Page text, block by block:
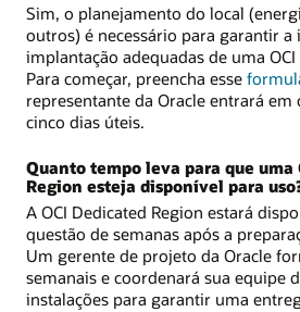
Sim, o planejamento do local
outros) é necessário para garantir a
implantação adequadas de uma
Para começar, preencha esse
representante da Oracle entrará
cinco dias úteis.
Quanto tempo leva para que uma
Region esteja disponível para
A OCI Dedicated Region estará
questão de semanas após a
Um gerente de projeto da Oracle
semanais e coordenará sua equipe
instalações para garantir uma